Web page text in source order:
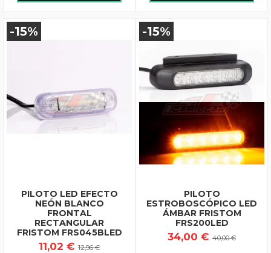
-15%
PILOTO LED EFECTO
NEÓN BLANCO
FRONTAL
RECTANGULAR
FRISTOM FRS045BLED
11,02 € 12,96 €
-15%
PILOTO
ESTROBOSCÓPICO LED
ÁMBAR FRISTOM
FRS200LED
34,00 € 40,00 €